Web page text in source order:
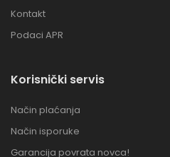
Kontakt
Podaci APR
Korisnički servis
Način plaćanja
Način isporuke
Garancija povrata novca!